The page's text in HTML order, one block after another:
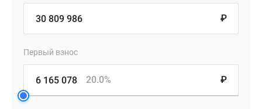
₽
Первый взнос
₽
20.0%